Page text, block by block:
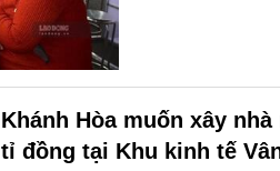
Khánh Hòa muốn xây
tỉ đồng tại Khu kinh tế